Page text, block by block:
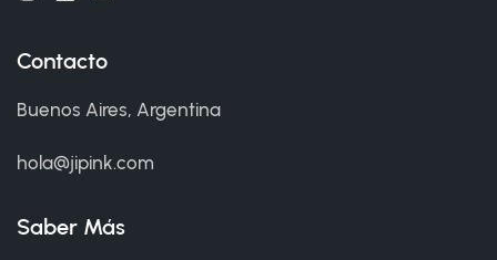
Contacto
Buenos Aires, Argentina
hola@jipink.com
Saber Más